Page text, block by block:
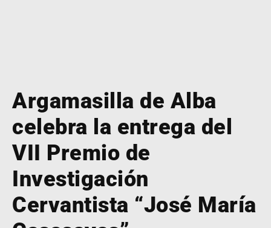
Argamasilla de Alba
celebra la entrega del
VII Premio de
Investigación
Cervantista “José María